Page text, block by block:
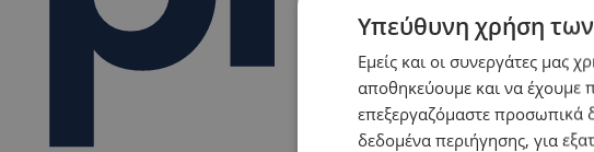
Υπεύθυνη χρήση
Εμείς και οι συνεργάτες μας
αποθηκεύουμε και να έχουμε
επεξεργαζόμαστε προσωπικά
δεδομένα περιήγησης, για